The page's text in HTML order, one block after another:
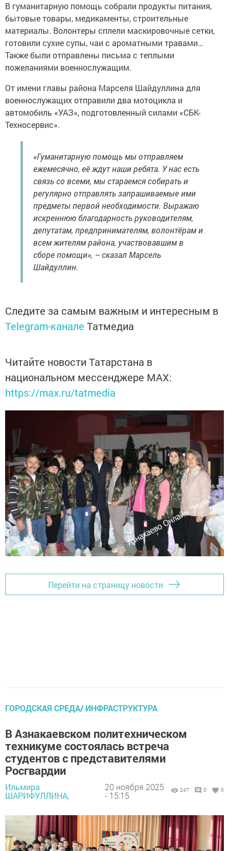
В гуманитарную помощь собрали продукты питания,
бытовые товары, медикаменты, строительные
материалы. Волонтеры сплели маскировочные сетки,
готовили сухие супы, чаи с ароматными травами…
Также были отправлены письма с теплыми
пожеланиями военнослужащим.
От имени главы района Марселя Шайдуллина для
военнослужащих отправили два мотоцикла и
автомобиль «УАЗ», подготовленный силами «СБК-
Техносервис».
«Гуманитарную помощь мы отправляем
ежемесячно, её ждут наши ребята. У нас есть
связь со всеми, мы стараемся собирать и
регулярно отправлять запрашиваемые ими
предметы первой необходимости. Выражаю
искреннюю благодарность руководителям,
депутатам, предпринимателям, волонтёрам и
всем жителям района, участвовавшим в
сборе помощи», – сказал Марсель
Шайдуллин.
Следите за самым важным и интересным в
Telegram-канале Татмедиа
Читайте новости Татарстана в
национальном мессенджере MАХ:
https://max.ru/tatmedia
Перейти на страницу новости
ГОРОДСКАЯ СРЕДА/ ИНФРАСТРУКТУРА
В Азнакаевском политехническом
техникуме состоялась встреча
студентов с представителями
Росгвардии
Ильмира
ШАРИФУЛЛИНА,
20 ноября 2025
- 15:15
247 0 0